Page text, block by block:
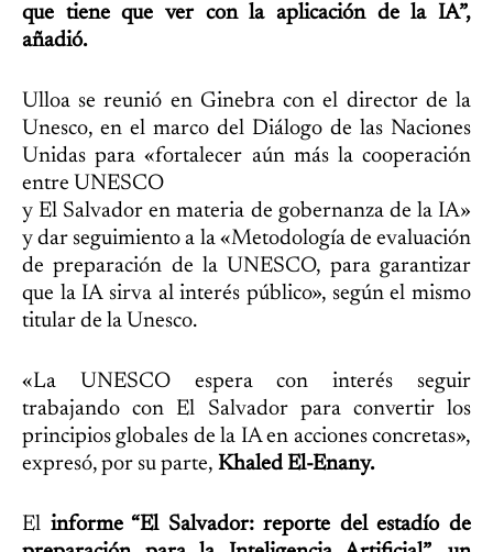
que tiene que ver con la aplicación de la IA”,
añadió.
Ulloa se reunió en Ginebra con el director de la
Unesco, en el marco del Diálogo de las Naciones
Unidas para «fortalecer aún más la cooperación
entre UNESCO
y El Salvador en materia de gobernanza de la IA»
y dar seguimiento a la «Metodología de evaluación
de preparación de la UNESCO, para garantizar
que la IA sirva al interés público», según el mismo
titular de la Unesco.
«La UNESCO espera con interés seguir
trabajando con El Salvador para convertir los
principios globales de la IA en acciones concretas»,
expresó, por su parte, Khaled El-Enany.
El informe “El Salvador: reporte del estadío de